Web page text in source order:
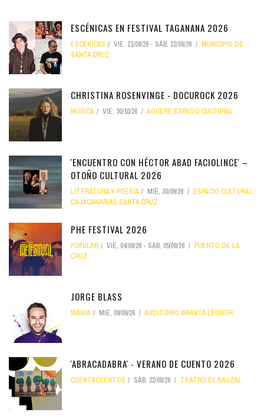
ESCÉNICAS EN FESTIVAL TAGANANA 2026
ESCÉNICAS VIE, 21/08/26 - SÁB, 22/08/26
MUNICIPIO DE
SANTA CRUZ
CHRISTINA ROSENVINGE - DOCUROCK 2026
MÚSICA VIE, 30/10/26 AGUERE ESPACIO CULTURAL
'ENCUENTRO CON HÉCTOR ABAD FACIOLINCE' –
OTOÑO CULTURAL 2026
LITERATURA Y POESÍA MIÉ, 30/09/26
ESPACIO CULTURAL
CAJACANARIAS SANTA CRUZ
PHE FESTIVAL 2026
POPULAR VIE, 04/09/26 - SÁB, 05/09/26
PUERTO DE LA
CRUZ
JORGE BLASS
MAGIA MIÉ, 09/09/26 AUDITORIO INFANTA LEONOR
'ABRACADABRA' - VERANO DE CUENTO 2026
CUENTACUENTOS SÁB, 22/08/26 TEATRO EL SAUZAL